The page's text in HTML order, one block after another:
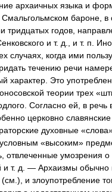
архаичных языка и
Смальгольмском бароне, в
тридцатых годов,
и т. д., и т. п.
случаях, когда ими
течению речи
характер. Это
теории трех
Согласно ей, в речь
церковно
духовные
«высоким»
отвлеченные умозрения
и т. д. — Архаизмы обычно
и злоупотребление